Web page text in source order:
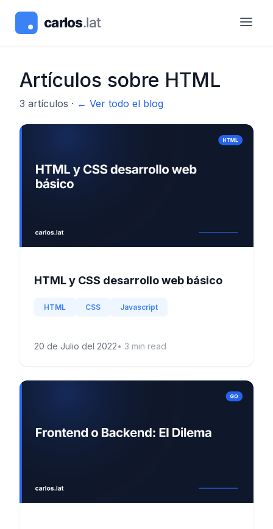
Artículos sobre HTML
3 artículos · ← Ver todo el blog
HTML y CSS desarrollo web básico
HTML CSS Javascript
20 de Julio del 2022• 3 min read